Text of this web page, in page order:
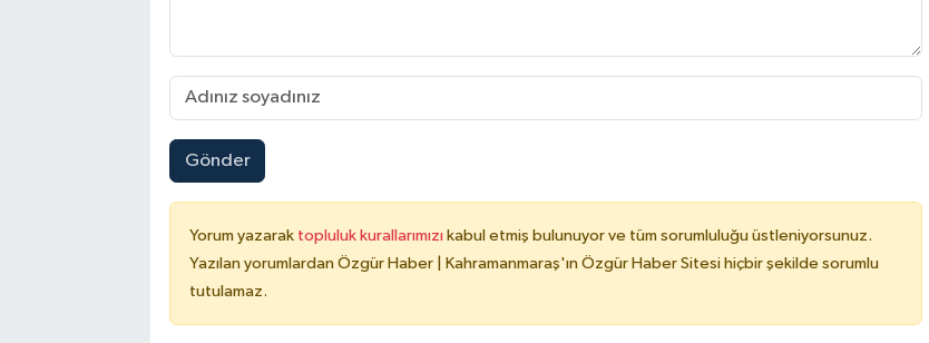
Gönder
Yorum yazarak topluluk kurallarımızı kabul etmiş bulunuyor ve tüm sorumluluğu üstleniyorsunuz.
Yazılan yorumlardan Özgür Haber | Kahramanmaraş'ın Özgür Haber Sitesi hiçbir şekilde sorumlu
tutulamaz.